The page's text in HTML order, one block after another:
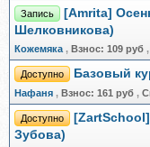
Запись
[Amrita]
Шелковникова)
Кожемяка , Взнос: 109 руб ,
Доступно Базовый
Нафаня , Взнос: 161 руб ,
Доступно
Зубова)